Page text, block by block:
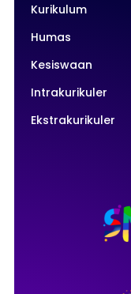
Kurikulum
Humas
Kesiswaan
Intrakurikuler
Ekstrakurikuler